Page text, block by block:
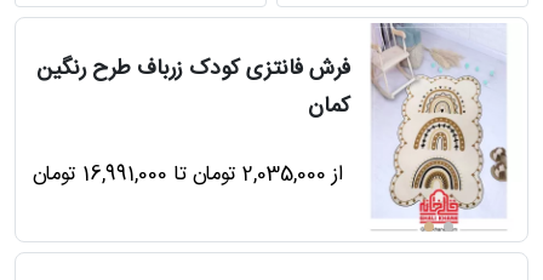
ها
فرش فانتزی کودک زرباف طرح رنگین
کمان
از 2,035,000 تومان تا 16,991,000 تومان